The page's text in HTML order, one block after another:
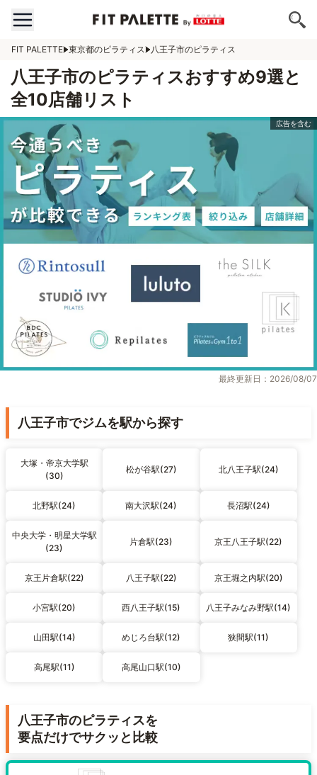
FIT PALETTE 東京都のピラティス 八王子市のピラティス
八王子市のピラティスおすすめ9選と
全10店舗リスト
最終更新日：2026/08/07
八王子市でジムを駅から探す
大塚・帝京大学駅
(30)
松が谷駅(27) 北八王子駅(24)
北野駅(24) 南大沢駅(24) 長沼駅(24)
中央大学・明星大学駅
(23)
片倉駅(23) 京王八王子駅(22)
京王片倉駅(22) 八王子駅(22) 京王堀之内駅(20)
小宮駅(20) 西八王子駅(15) 八王子みなみ野駅(14)
山田駅(14) めじろ台駅(12) 狭間駅(11)
高尾駅(11) 高尾山口駅(10)
八王子市のピラティスを
要点だけでサクッと比較